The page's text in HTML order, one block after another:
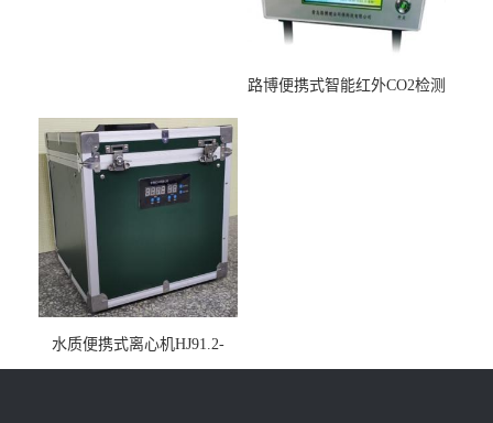
路博便携式智能红外CO2检测
水质便携式离心机HJ91.2-
2022地表水总磷监测内置有